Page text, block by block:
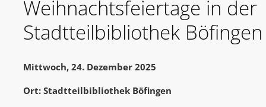
Weihnachtsfeiertage in der
Stadtteilbibliothek Böfingen
Mittwoch, 24. Dezember 2025
Ort: Stadtteilbibliothek Böfingen